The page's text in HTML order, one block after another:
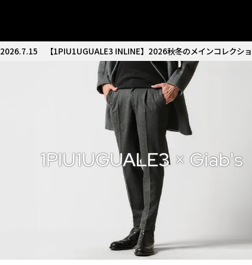
2026.7.15 【1PIU1UGUALE3 INLINE】2026秋冬のメインコレクシ
1PIU1UGUALE3 × Giab's